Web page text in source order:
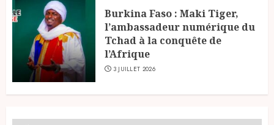
Burkina Faso : Maki Tiger,
l’ambassadeur numérique du
Tchad à la conquête de
l’Afrique
3 JUILLET 2026